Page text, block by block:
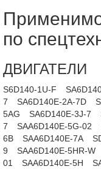
по
ДВИГАТЕЛИ
S6D140-1U-F
7
SA6D140E-2A-7D
5AG
SA6D140E-3J-7
7
SAA6D140E-5G-02
6B
SAA6D140E-7A
9
SAA6D140E-5HR-W
01
SAA6D140E-5H